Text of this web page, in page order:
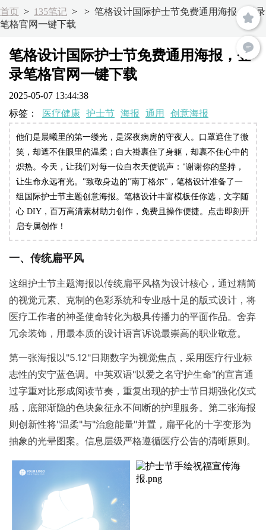
首页 > 135笔记 > > 笔格设计国际护士节免费通用海报，登录
笔格官网一键下载
笔格设计国际护士节免费通用海报，登
录笔格官网一键下载
2025-05-07 13:44:38
标签：
医疗健康 护士节 海报 通用 创意海报
他们是晨曦里的第一缕光，是深夜病房的守夜人。口罩遮住了微
笑，却遮不住眼里的温柔；白大褂裹住了身躯，却裹不住心中的
炽热。今天，让我们对每一位白衣天使说声："谢谢你的坚持，
让生命永远有光。"致敬身边的"南丁格尔"，笔格设计准备了一
组国际护士节主题创意海报。笔格设计丰富模板任你选，文字随
心 DIY，百万高清素材助力创作，免费且操作便捷。点击即刻开
启专属创作！
一、传统扁平风
这组护士节主题海报以传统扁平风格为设计核心，通过精简
的视觉元素、克制的色彩系统和专业感十足的版式设计，将
医疗工作者的神圣使命转化为极具传播力的平面作品。舍弃
冗余装饰，用最本质的设计语言诉说最崇高的职业敬意。
第一张海报以"5.12"日期数字为视觉焦点，采用医疗行业标
志性的安宁蓝色调。中英双语"以爱之名守护生命"的宣言通
过字重对比形成阅读节奏，重复出现的护士节日期强化仪式
感，底部渐隐的色块象征永不间断的护理服务。 第二张海报
则创新性将"温柔"与"治愈能量"并置，扁平化的十字变形为
抽象的光晕图案。信息层级严格遵循医疗公告的清晰原则。